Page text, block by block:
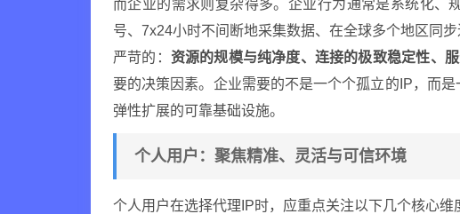
而企业的需求则复杂得多。企业行为通常是系统化、
号、7x24小时不间断地采集数据、在全球多个地区同
严苛的： 资源的规模与纯净度、连接的极致稳定性、
要的决策因素。企业需要的不是一个个孤立的IP，而
弹性扩展的可靠基础设施。
个人用户：聚焦精准、灵活与可信环境
个人用户在选择代理IP时，应重点关注以下几个核心维